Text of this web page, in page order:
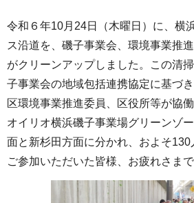
令和６年10月24日（木曜日）に、横
ス沿道を、磯子事業会、環境事業推
がクリーンアップしました。この清
子事業会の地域包括連携協定に基づ
区環境事業推進委員、区役所等が協
オイリオ横浜磯子事業場グリーンゾ
面と新杉田方面に分かれ、およそ130
ご参加いただいた皆様、お疲れさまで